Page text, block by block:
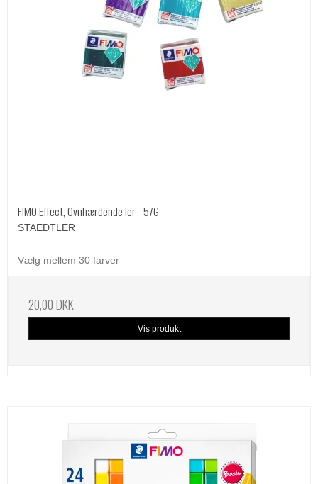
FIMO Effect, Ovnhærdende ler - 57G
STAEDTLER
Vælg mellem 30 farver
20,00 DKK
Vis produkt